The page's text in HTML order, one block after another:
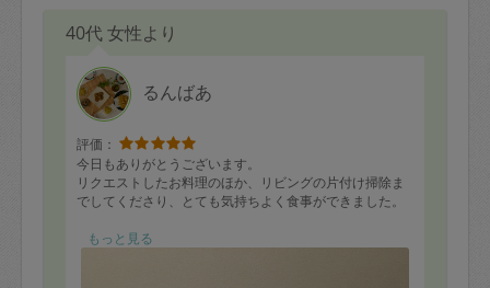
40代 女性より
るんばあ
評価：
今日もありがとうございます。
リクエストしたお料理のほか、リビングの片付け掃除ま
でしてくださり、とても気持ちよく食事ができました。
もっと見る